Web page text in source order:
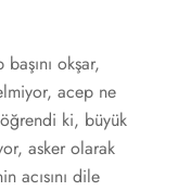
okşar,
acep ne
öğrendi ki, büyük
asker olarak
acısını dile